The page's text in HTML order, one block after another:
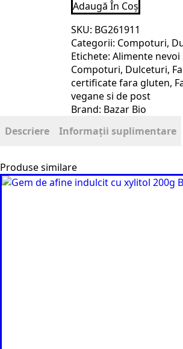
bio
de
capsuni
si
rubarba,
235g
Frusano
Adaugă În Coș
SKU: BG261911
Categorii: Compoturi,
Etichete: Alimente nevoi
Compoturi, Dulceturi,
certificate fara gluten,
vegane si de post
Brand: Bazar Bio
Descriere
Informații suplimentare
Produse similare